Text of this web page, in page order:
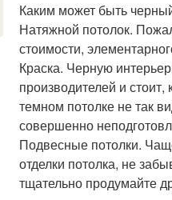
Каким может быть
Натяжной потолок.
стоимости,
Краска. Черную
производителей и
темном потолке не так
совершенно
Подвесные потолки.
отделки потолка, не
тщательно продумайте